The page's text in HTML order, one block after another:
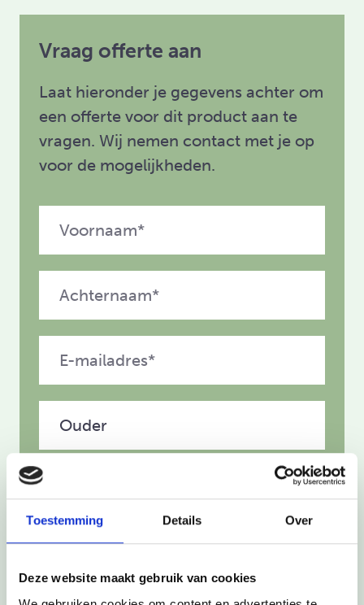
Toestemming Details Over
Deze website maakt gebruik van cookies
Vraag offerte aan
Laat hieronder je gegevens achter om
een offerte voor dit product aan te
vragen. Wij nemen contact met je op
voor de mogelijkheden.